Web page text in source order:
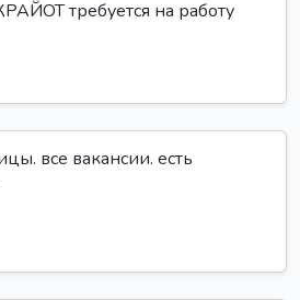
требуется на работу
все вакансии. есть